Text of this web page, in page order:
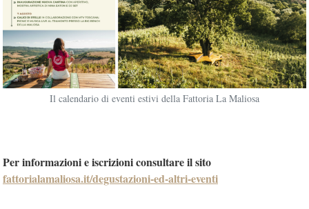
Il calendario di eventi estivi della Fattoria La Maliosa
Per informazioni e iscrizioni consultare il sito
fattorialamaliosa.it/degustazioni-ed-altri-eventi